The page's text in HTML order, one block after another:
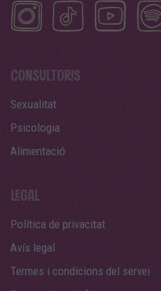
Sexualitat
Psicologia
Alimentació
Política de privacitat
Avís legal
Termes i condicions del servei